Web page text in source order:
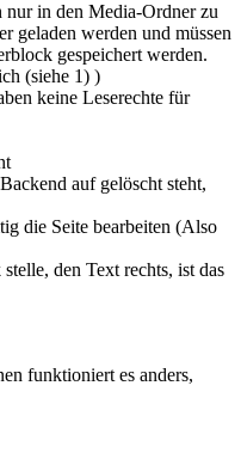
nur in den Media-Ordner zu
geladen werden und müssen
gespeichert werden.
(siehe 1) )
keine Leserechte für
auf gelöscht steht,
die Seite bearbeiten (Also
den Text rechts, ist das
funktioniert es anders,